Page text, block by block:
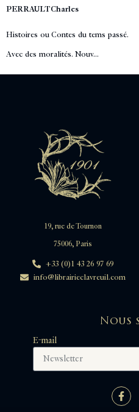
PERRAULT Charles
Histoires ou Contes du tems passé.
Avec des moralités. Nouv...
19, rue de Tournon
75006, Paris
+33 (0)1 43 26 97 69
info@librairieclavreuil.com
Nous
E-mail